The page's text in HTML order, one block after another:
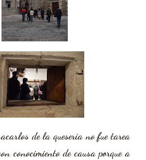
de la quesería no fue tarea
conocimiento de causa porque a